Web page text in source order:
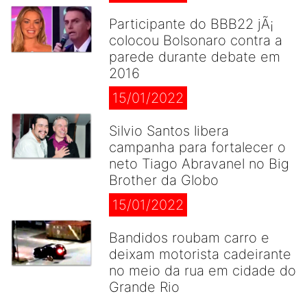
Participante do BBB22 jÃ¡
colocou Bolsonaro contra a
parede durante debate em
2016
15/01/2022
Silvio Santos libera
campanha para fortalecer o
neto Tiago Abravanel no Big
Brother da Globo
15/01/2022
Bandidos roubam carro e
deixam motorista cadeirante
no meio da rua em cidade do
Grande Rio